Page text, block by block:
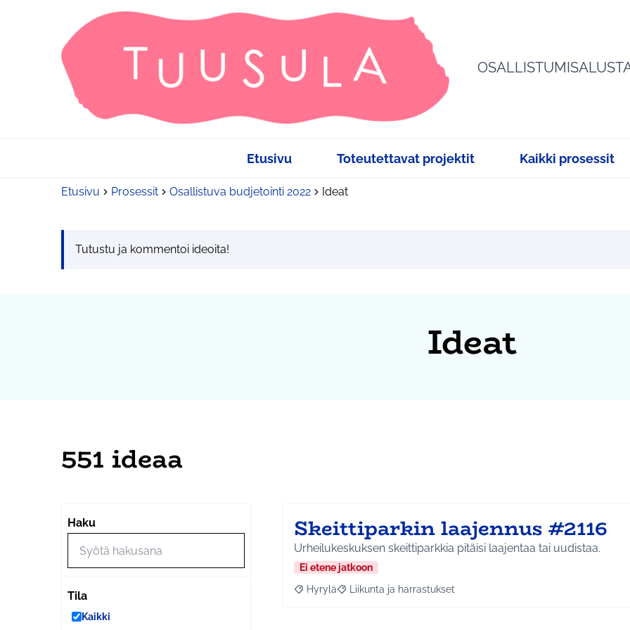
Etusivu Toteutettavat projektit Kaikki prosessit
Etusivu Prosessit Osallistuva budjetointi 2022 Ideat
Tutustu ja kommentoi ideoita!
Ideat
551 ideaa
Haku
Tila
Kaikki
Skeittiparkin laajennus #2116
Urheilukeskuksen skeittiparkkia pitäisi laajentaa tai uudistaa.
Ei etene jatkoon
Rajaa tulokset aihepiirin mukaan: Hyrylä
Hyrylä Rajaa tulokset teeman mukaan: Liikunta ja harrastukset
Liikunta ja harrastukset